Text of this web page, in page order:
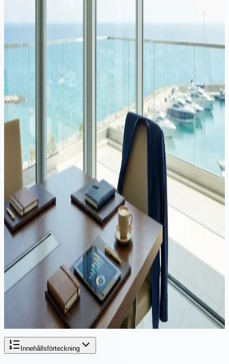
tjänster och årligt underhåll, och förklarar vad
Bästa landet för att starta företag i Europa: 7 jurisdiktioner
jämförda (2026)
Det finns inget enskilt bästa land för att starta företag i Europa.
Svaret beror på din affärsmodell, var dina kunder finns och hur
mycket du är villig att spendera på efterlevnad. Denna guide jämför
sju EU-jurisdiktioner utifrån de faktorer som verkligen spelar roll.
Video
Företag·8 minuters läsning
Hur man startar ett företag på Cypern 2026
Att starta ett företag på Cypern tar 5-7 arbetsdagar — men besluten
du fattar innan registreringen är viktigare än pappersarbetet. Denna
guide täcker vem som bör starta företag på Cypern, hur man
planerar för skatterättslig hemvist, vad det faktiskt kostar att driva ett
företag varje år och de misstag som de flesta utländska entreprenörer
Innehållsförteckning